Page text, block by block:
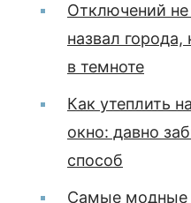
Отключений не
назвал
в темноте
Как утеплить
окно: давно
способ
Самые модные